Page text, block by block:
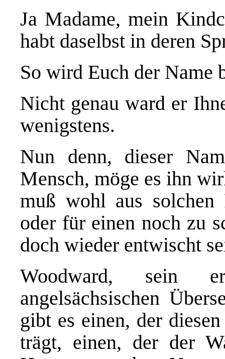
Ja Madame, mein
habt daselbst in deren
So wird Euch der Name
Nicht genau ward er
wenigstens.
Nun denn, dieser
Mensch, möge es ihn
muß wohl aus solchen
oder für einen noch zu
doch wieder entwischt
Woodward, sein
angelsächsischen
gibt es einen, der
trägt, einen, der der